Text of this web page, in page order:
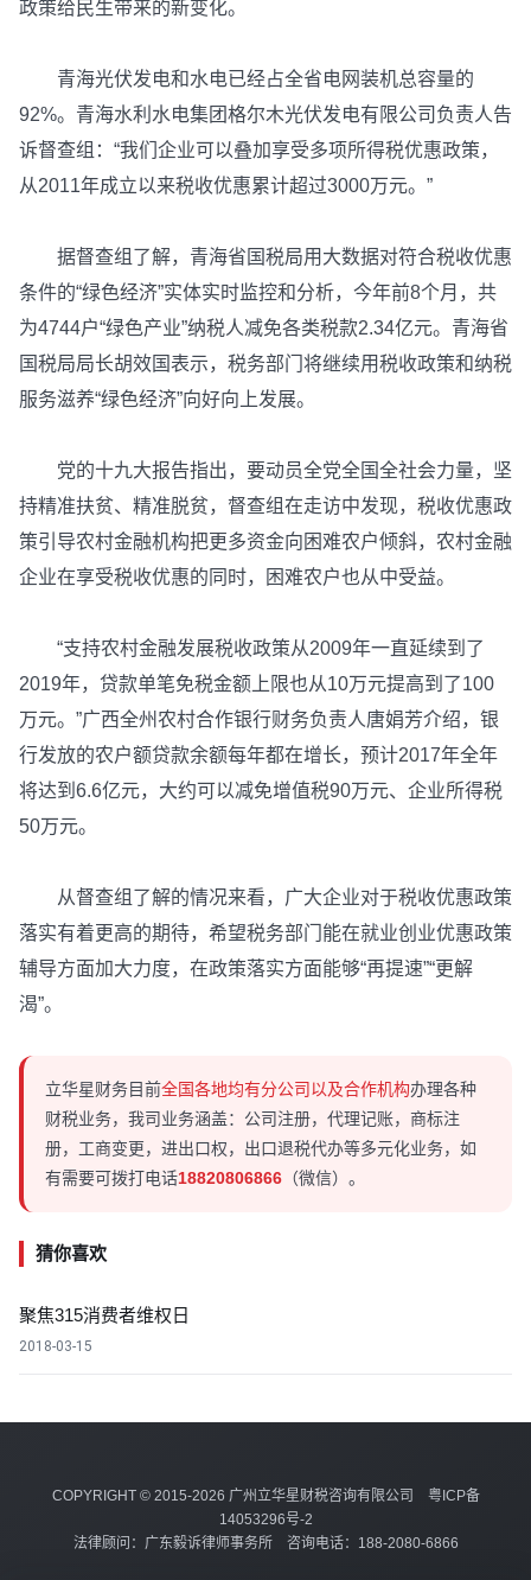
政策给民生带来的新变化。
青海光伏发电和水电已经占全省电网装机总容量的
92%。青海水利水电集团格尔木光伏发电有限公司负责人告
诉督查组：“我们企业可以叠加享受多项所得税优惠政策，
从2011年成立以来税收优惠累计超过3000万元。”
据督查组了解，青海省国税局用大数据对符合税收优惠
条件的“绿色经济”实体实时监控和分析，今年前8个月，共
为4744户“绿色产业”纳税人减免各类税款2.34亿元。青海省
国税局局长胡效国表示，税务部门将继续用税收政策和纳税
服务滋养“绿色经济”向好向上发展。
党的十九大报告指出，要动员全党全国全社会力量，坚
持精准扶贫、精准脱贫，督查组在走访中发现，税收优惠政
策引导农村金融机构把更多资金向困难农户倾斜，农村金融
企业在享受税收优惠的同时，困难农户也从中受益。
“支持农村金融发展税收政策从2009年一直延续到了
2019年，贷款单笔免税金额上限也从10万元提高到了100
万元。”广西全州农村合作银行财务负责人唐娟芳介绍，银
行发放的农户额贷款余额每年都在增长，预计2017年全年
将达到6.6亿元，大约可以减免增值税90万元、企业所得税
50万元。
从督查组了解的情况来看，广大企业对于税收优惠政策
落实有着更高的期待，希望税务部门能在就业创业优惠政策
辅导方面加大力度，在政策落实方面能够“再提速”“更解
渴”。
立华星财务目前全国各地均有分公司以及合作机构办理各种
财税业务，我司业务涵盖：公司注册，代理记账，商标注
册，工商变更，进出口权，出口退税代办等多元化业务，如
有需要可拨打电话18820806866 （微信）。
猜你喜欢
聚焦315消费者维权日
2018-03-15
COPYRIGHT © 2015-2026 广州立华星财税咨询有限公司 粤ICP备
14053296号-2
法律顾问：广东毅诉律师事务所 咨询电话：188-2080-6866